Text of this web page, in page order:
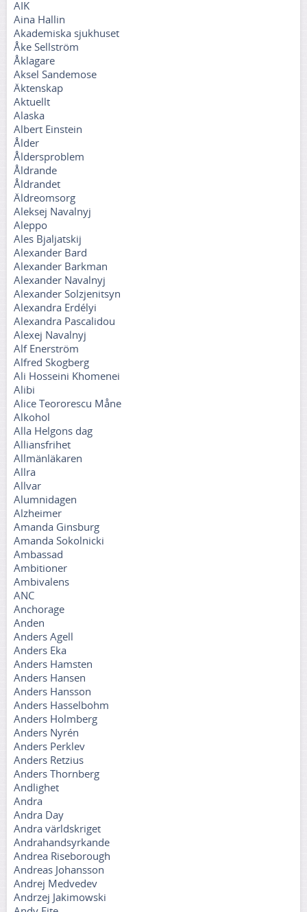
AIK
Aina Hallin
Akademiska sjukhuset
Åke Sellström
Åklagare
Aksel Sandemose
Äktenskap
Aktuellt
Alaska
Albert Einstein
Ålder
Åldersproblem
Åldrande
Åldrandet
Äldreomsorg
Aleksej Navalnyj
Aleppo
Ales Bjaljatskij
Alexander Bard
Alexander Barkman
Alexander Navalnyj
Alexander Solzjenitsyn
Alexandra Erdélyi
Alexandra Pascalidou
Alexej Navalnyj
Alf Enerström
Alfred Skogberg
Ali Hosseini Khomenei
Alibi
Alice Teororescu Måne
Alkohol
Alla Helgons dag
Alliansfrihet
Allmänläkaren
Allra
Allvar
Alumnidagen
Alzheimer
Amanda Ginsburg
Amanda Sokolnicki
Ambassad
Ambitioner
Ambivalens
ANC
Anchorage
Anden
Anders Agell
Anders Eka
Anders Hamsten
Anders Hansen
Anders Hansson
Anders Hasselbohm
Anders Holmberg
Anders Nyrén
Anders Perklev
Anders Retzius
Anders Thornberg
Andlighet
Andra
Andra Day
Andra världskriget
Andrahandsyrkande
Andrea Riseborough
Andreas Johansson
Andrej Medvedev
Andrzej Jakimowski